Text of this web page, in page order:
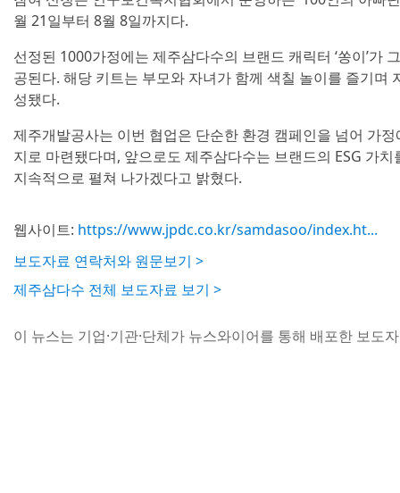
월 21일부터 8월 8일까지다.
선정된 1000가정에는 제주삼다수의 브랜드 캐릭터 ‘쏭이’가
공된다. 해당 키트는 부모와 자녀가 함께 색칠 놀이를 즐기
성됐다.
제주개발공사는 이번 협업은 단순한 환경 캠페인을 넘어 가
지로 마련됐다며, 앞으로도 제주삼다수는 브랜드의 ESG 가
지속적으로 펼쳐 나가겠다고 밝혔다.
웹사이트: https://www.jpdc.co.kr/samdasoo/index.ht...
보도자료 연락처와 원문보기 >
제주삼다수 전체 보도자료 보기 >
이 뉴스는 기업·기관·단체가 뉴스와이어를 통해 배포한 보도